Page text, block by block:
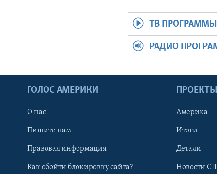
ТВ ПРОГРАММЫ
РАДИО
ГОЛОС АМЕРИКИ
О нас
Пишите нам
Правовая информация
Как обойти блокировку сайта?
ПРОЕКТЫ
Америка
Итоги
Детали
Новости